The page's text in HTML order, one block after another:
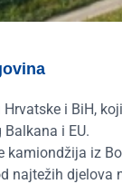
i BiH,
i EU.
kamiondžija iz
najtežih djelova